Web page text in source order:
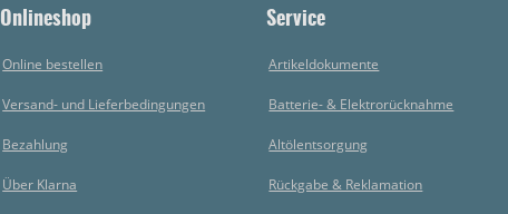
Onlineshop
Online bestellen
Versand- und Lieferbedingungen
Bezahlung
Über Klarna
Service
Artikeldokumente
Batterie- & Elektrorücknahme
Altölentsorgung
Rückgabe & Reklamation